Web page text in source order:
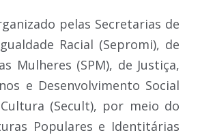
pelas Secretarias de
Racial (Sepromi), de
Mulheres (SPM), de Justiça,
e Desenvolvimento Social
Cultura (Secult), por meio do
Populares e Identitárias